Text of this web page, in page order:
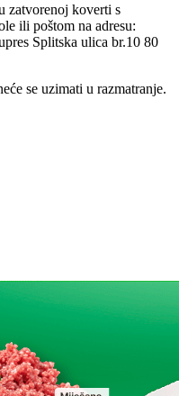
zatvorenoj koverti s
ili poštom na adresu:
Splitska ulica br.10 80
se uzimati u razmatranje.